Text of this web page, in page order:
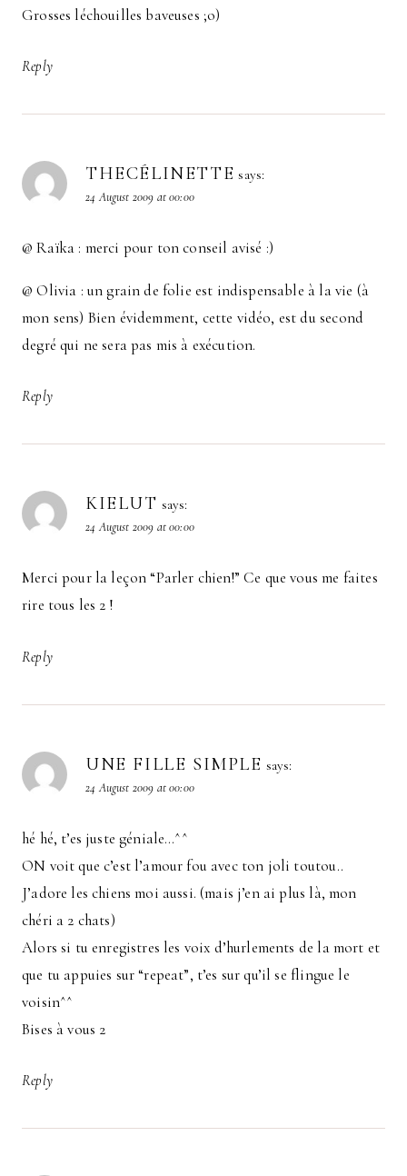
Grosses léchouilles baveuses ;o)
Reply
THECÉLINETTE says:
24 August 2009 at 00:00
@ Raïka : merci pour ton conseil avisé :)
@ Olivia : un grain de folie est indispensable à la vie (à
mon sens) Bien évidemment, cette vidéo, est du second
degré qui ne sera pas mis à exécution.
Reply
KIELUT says:
24 August 2009 at 00:00
Merci pour la leçon “Parler chien!” Ce que vous me faites
rire tous les 2 !
Reply
UNE FILLE SIMPLE says:
24 August 2009 at 00:00
hé hé, t’es juste géniale…^^
ON voit que c’est l’amour fou avec ton joli toutou..
J’adore les chiens moi aussi. (mais j’en ai plus là, mon
chéri a 2 chats)
Alors si tu enregistres les voix d’hurlements de la mort et
que tu appuies sur “repeat”, t’es sur qu’il se flingue le
voisin^^
Bises à vous 2
Reply